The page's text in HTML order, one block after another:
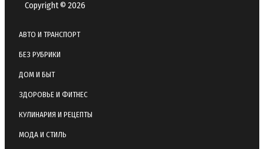
Copyright © 2026
АВТО И ТРАНСПОРТ
БЕЗ РУБРИКИ
ДОМ И БЫТ
ЗДОРОВЬЕ И ФИТНЕС
КУЛИНАРИЯ И РЕЦЕПТЫ
МОДА И СТИЛЬ